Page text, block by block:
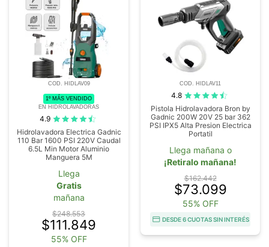
COD. HIDLAV09
1º MÁS VENDIDO
EN HIDROLAVADORAS
4.9
Hidrolavadora Electrica Gadnic
110 Bar 1600 PSI 220V Caudal
6.5L Min Motor Aluminio
Manguera 5M
Llega
Gratis
mañana
$248.553
$111.849
55% OFF
COD. HIDLAV11
4.8
Pistola Hidrolavadora Bron by
Gadnic 200W 20V 25 bar 362
PSI IPX5 Alta Presion Electrica
Portatil
Llega mañana o
¡Retiralo mañana!
$162.442
$73.099
55% OFF
DESDE 6 CUOTAS SIN INTERÉS